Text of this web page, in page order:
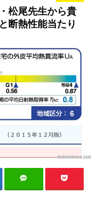
松尾先生から貴
断熱性能当たり